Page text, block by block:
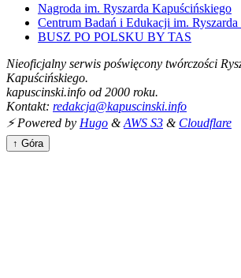
Nagroda im. Ryszarda Kapuścińskiego
Centrum Badań i Edukacji im.
BUSZ PO POLSKU BY TAS
Nieoficjalny serwis poświęcony twórczości
Kapuścińskiego.
kapuscinski.info od 2000 roku.
Kontakt: redakcja@kapuscinski.info
⚡ Powered by Hugo & AWS S3 & Cloudflare
↑ Góra